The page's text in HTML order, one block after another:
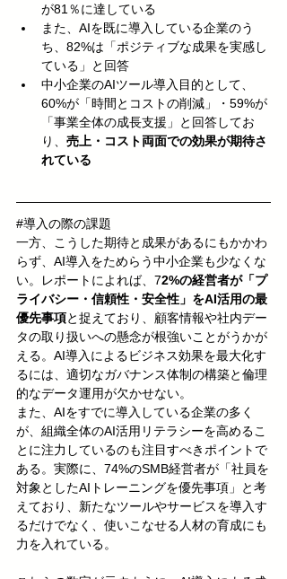
が81％に達している
また、AIを既に導入している企業のう
ち、82%は「ポジティブな成果を実感し
ている」と回答
中小企業のAIツール導入目的として、
60%が「時間とコストの削減」・59%が
「事業全体の成長支援」と回答してお
り、 売上・コスト両面での効果が期待さ
れている
#導入の際の課題
一方、こうした期待と成果があるにもかかわ
らず、AI導入をためらう中小企業も少なくな
い。レポートによれば、72%の経営者が「プ
ライバシー・信頼性・安全性」をAI活用の最
優先事項と捉えており、顧客情報や社内デー
タの取り扱いへの懸念が根強いことがうかが
える。AI導入によるビジネス効果を最大化す
るには、適切なガバナンス体制の構築と倫理
的なデータ運用が欠かせない。
また、AIをすでに導入している企業の多く
が、組織全体のAI活用リテラシーを高めるこ
とに注力しているのも注目すべきポイントで
ある。実際に、74%のSMB経営者が「社員を
対象としたAIトレーニングを優先事項」と考
えており、新たなツールやサービスを導入す
るだけでなく、使いこなせる人材の育成にも
力を入れている。